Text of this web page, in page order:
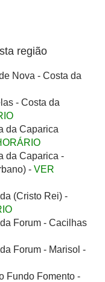
região
Nova - Costa da
- Costa da
da Caparica
da Caparica -
- VER
(Cristo Rei) -
Forum - Cacilhas
Forum - Marisol -
Fundo Fomento -